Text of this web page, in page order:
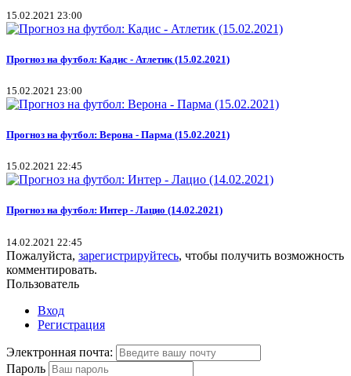
15.02.2021 23:00
Прогноз на футбол: Кадис - Атлетик (15.02.2021)
15.02.2021 23:00
Прогноз на футбол: Верона - Парма (15.02.2021)
15.02.2021 22:45
Прогноз на футбол: Интер - Лацио (14.02.2021)
14.02.2021 22:45
Пожалуйста, зарегистрируйтесь, чтобы получить возможность
комментировать.
Пользователь
Вход
Регистрация
Электронная почта:
Пароль